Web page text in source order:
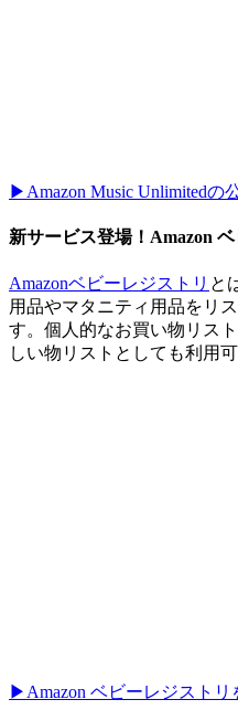
▶︎Amazon Music Unlimitedの
新サービス登場！Amazon
Amazonベビーレジストリ と
用品やマタニティ用品をリ
す。個人的なお買い物リス
しい物リストとしても利用
▶︎Amazon ベビーレジスト